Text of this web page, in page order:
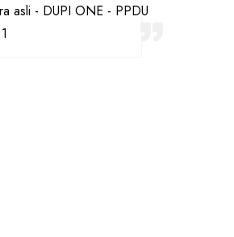
asli - DUPI ONE - PPDU